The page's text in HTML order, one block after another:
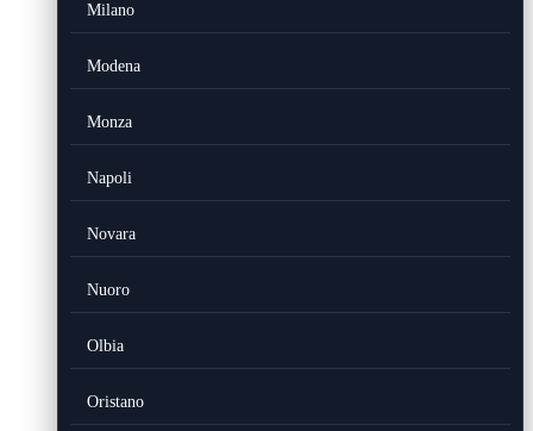
Milano
Modena
Monza
Napoli
Novara
Nuoro
Olbia
Oristano